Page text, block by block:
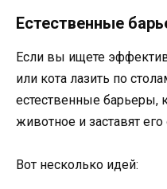
Естественные
Если вы ищете
или кота лазить по
естественные барьеры,
животное и заставят
Вот несколько идей: